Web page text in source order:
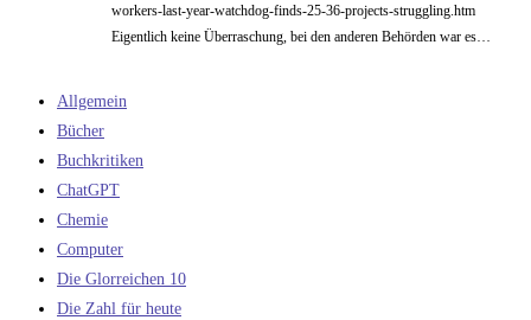
workers-last-year-watchdog-finds-25-36-projects-struggling.htm
Eigentlich keine Überraschung, bei den anderen Behörden war es…
Allgemein
Bücher
Buchkritiken
ChatGPT
Chemie
Computer
Die Glorreichen 10
Die Zahl für heute